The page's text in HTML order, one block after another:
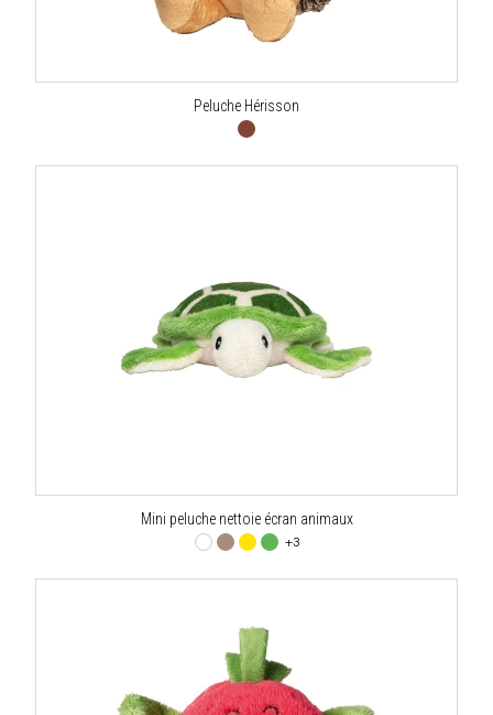
Peluche Hérisson
Mini peluche nettoie écran animaux
+3